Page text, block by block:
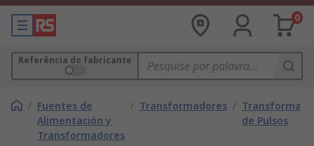
0
Referência do fabricante
/ Fuentes de
Alimentación y
Transformadores
/ Transformadores /
de Pulsos